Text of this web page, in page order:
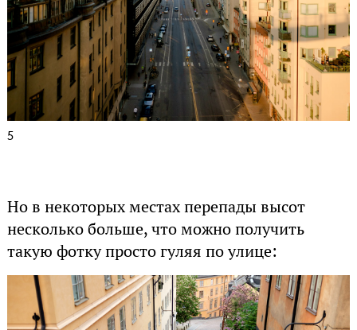
5
Но в некоторых местах перепады высот
несколько больше, что можно получить
такую фотку просто гуляя по улице: